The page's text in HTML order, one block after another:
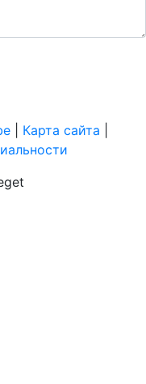
Карта сайта